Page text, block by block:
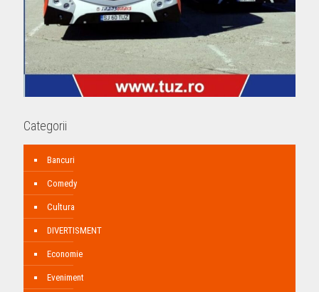
Categorii
Bancuri
Comedy
Cultura
DIVERTISMENT
Economie
Eveniment